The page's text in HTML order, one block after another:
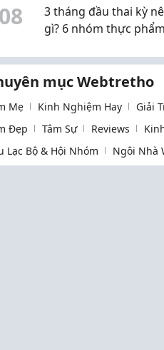
08
3 tháng đầu thai kỳ
gì? 6 nhóm thực
hai người"
mục Webtretho
Mẹ Kinh Nghiệm Hay Giải
Đẹp
Tâm Sự Reviews
Lạc Bộ & Hội Nhóm
Ngôi Nhà